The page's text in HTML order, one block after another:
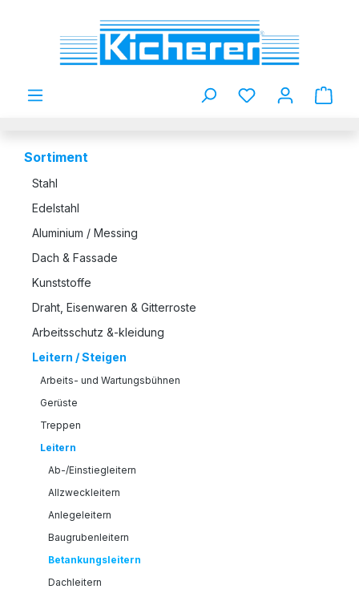
Zum Hauptinhalt springen
Du hast 0
Sortiment
Stahl
Edelstahl
Aluminium / Messing
Dach & Fassade
Kunststoffe
Draht, Eisenwaren & Gitterroste
Arbeitsschutz &-kleidung
Leitern / Steigen
Arbeits- und Wartungsbühnen
Gerüste
Treppen
Leitern
Ab-/Einstiegleitern
Allzweckleitern
Anlegeleitern
Baugrubenleitern
Betankungsleitern
Dachleitern